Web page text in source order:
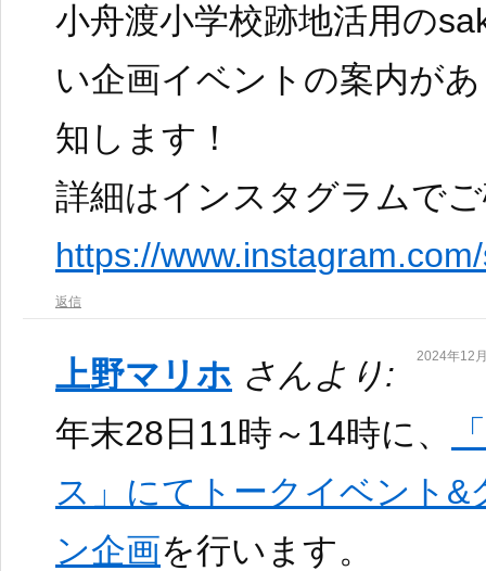
小舟渡小学校跡地活用の
い企画イベントの案内が
知します！
詳細はインスタグラムで
https://
返信
上野マリホ さんより: 2024年12
年末28日11時～14時に、
ス」にてトークイベント&
ン企画を行います。